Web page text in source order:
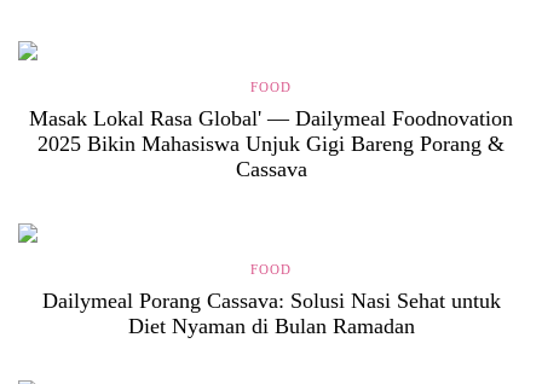
FOOD
Masak Lokal Rasa Global' — Dailymeal Foodnovation
2025 Bikin Mahasiswa Unjuk Gigi Bareng Porang &
Cassava
FOOD
Dailymeal Porang Cassava: Solusi Nasi Sehat untuk
Diet Nyaman di Bulan Ramadan